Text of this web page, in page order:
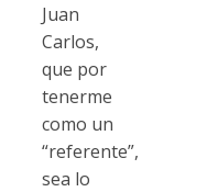
Juan
Carlos,
que por
tenerme
como un
“referente”,
sea lo